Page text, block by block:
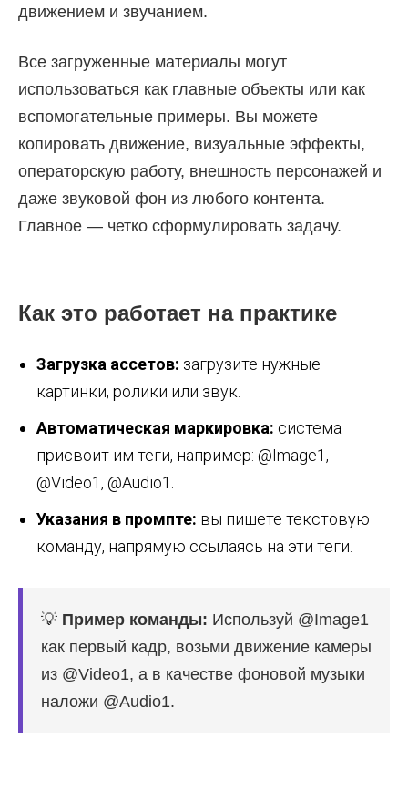
движением и звучанием.
Все загруженные материалы могут
использоваться как главные объекты или как
вспомогательные примеры. Вы можете
копировать движение, визуальные эффекты,
операторскую работу, внешность персонажей и
даже звуковой фон из любого контента.
Главное — четко сформулировать задачу.
Как это работает на практике
Загрузка ассетов: загрузите нужные
картинки, ролики или звук.
Автоматическая маркировка: система
присвоит им теги, например: @Image1,
@Video1, @Audio1.
Указания в промпте: вы пишете текстовую
команду, напрямую ссылаясь на эти теги.
💡 Пример команды: Используй @Image1
как первый кадр, возьми движение камеры
из @Video1, а в качестве фоновой музыки
наложи @Audio1.